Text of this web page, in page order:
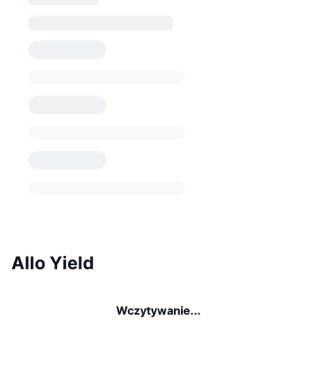
Allo Yield
Wczytywanie...